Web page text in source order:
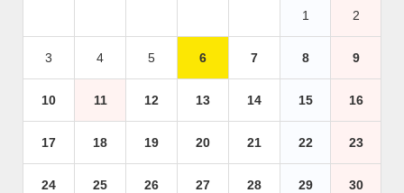
1 2
3 4 5 6 7 8 9
10 11 12 13 14 15 16
17 18 19 20 21 22 23
24 25 26 27 28 29 30